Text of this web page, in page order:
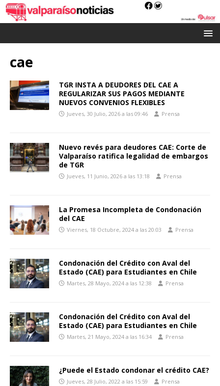
cae
TGR INSTA A DEUDORES DEL CAE A
REGULARIZAR SUS PAGOS MEDIANTE
NUEVOS CONVENIOS FLEXIBLES
Jueves, 30 Julio, 2026 a las 09:46 Prensa
Nuevo revés para deudores CAE: Corte de
Valparaíso ratifica legalidad de embargos
de TGR
Jueves, 11 Junio, 2026 a las 13:18 Prensa
La Promesa Incompleta de Condonación
del CAE
Viernes, 18 Octubre, 2024 a las 20:03 Prensa
Condonación del Crédito con Aval del
Estado (CAE) para Estudiantes en Chile
Martes, 28 Mayo, 2024 a las 12:38 Prensa
Condonación del Crédito con Aval del
Estado (CAE) para Estudiantes en Chile
Martes, 21 Mayo, 2024 a las 16:34 Prensa
¿Puede el Estado condonar el crédito CAE?
Jueves, 28 Julio, 2022 a las 15:59 Prensa